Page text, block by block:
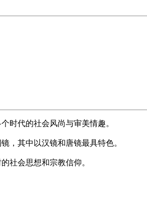
时代的社会风尚与审美情趣。
，其中以汉镜和唐镜最具特色。
社会思想和宗教信仰。